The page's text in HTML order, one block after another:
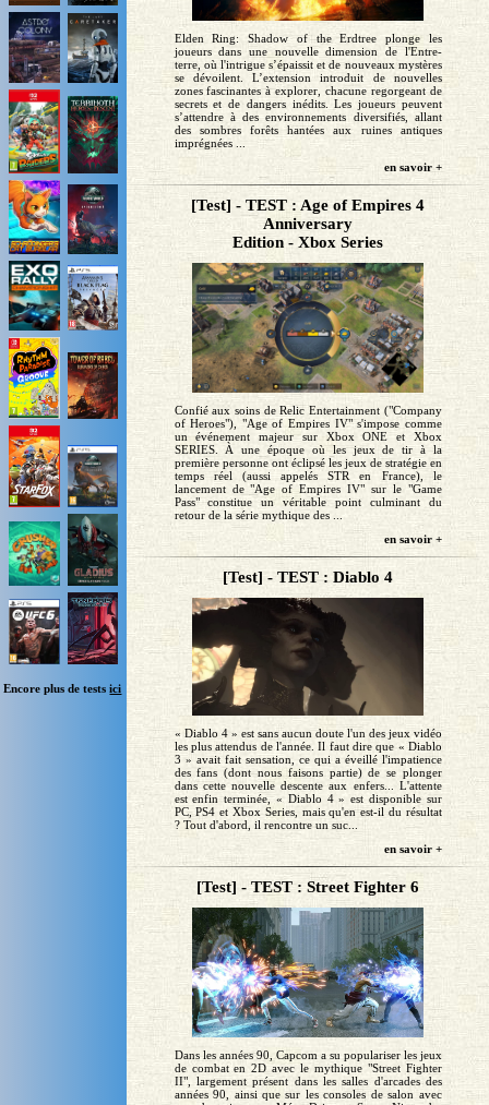
Encore plus de testsici
Elden Ring: Shadow of the Erdtree plonge les
joueurs dans une nouvelle dimension de l'Entre-
terre, où l'intrigue s’épaissit et de nouveaux mystères
se dévoilent. L’extension introduit de nouvelles
zones fascinantes à explorer, chacune regorgeant de
secrets et de dangers inédits. Les joueurs peuvent
s’attendre à des environnements diversifiés, allant
des sombres forêts hantées aux ruines antiques
imprégnées ...
en savoir +
[Test] - TEST : Age of Empires 4
Anniversary
Edition - Xbox Series
Confié aux soins de Relic Entertainment ("Company
of Heroes"), "Age of Empires IV" s'impose comme
un événement majeur sur Xbox ONE et Xbox
SERIES. À une époque où les jeux de tir à la
première personne ont éclipsé les jeux de stratégie en
temps réel (aussi appelés STR en France), le
lancement de "Age of Empires IV" sur le "Game
Pass" constitue un véritable point culminant du
retour de la série mythique des ...
en savoir +
[Test] - TEST : Diablo 4
« Diablo 4 » est sans aucun doute l'un des jeux vidéo
les plus attendus de l'année. Il faut dire que « Diablo
3 » avait fait sensation, ce qui a éveillé l'impatience
des fans (dont nous faisons partie) de se plonger
dans cette nouvelle descente aux enfers... L'attente
est enfin terminée, « Diablo 4 » est disponible sur
PC, PS4 et Xbox Series, mais qu'en est-il du résultat
? Tout d'abord, il rencontre un suc...
en savoir +
[Test] - TEST : Street Fighter 6
Dans les années 90, Capcom a su populariser les jeux
de combat en 2D avec le mythique "Street Fighter
II", largement présent dans les salles d'arcades des
années 90, ainsi que sur les consoles de salon avec